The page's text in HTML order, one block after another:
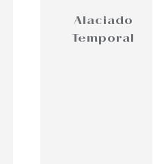
Alaciado
Temporal